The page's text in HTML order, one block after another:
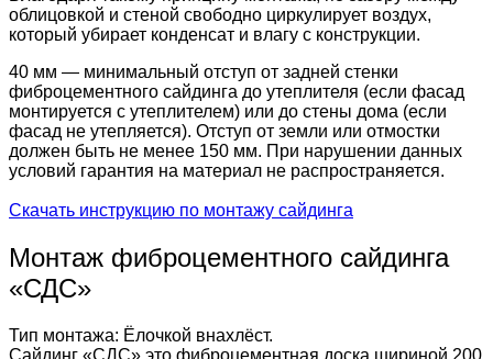
облицовкой и стеной свободно циркулирует воздух,
который убирает конденсат и влагу с конструкции.
40 мм — минимальный отступ от задней стенки
фиброцементного сайдинга до утеплителя (если фасад
монтируется с утеплителем) или до стены дома (если
фасад не утепляется). Отступ от земли или отмостки
должен быть не менее 150 мм. При нарушении данных
условий гарантия на материал не распространяется.
Скачать инструкцию по монтажу сайдинга
Монтаж фиброцементного сайдинга
«СДС»
Тип монтажа: Ёлочкой внахлёст.
Сайдинг «СДС» это фиброцементная доска шириной 200